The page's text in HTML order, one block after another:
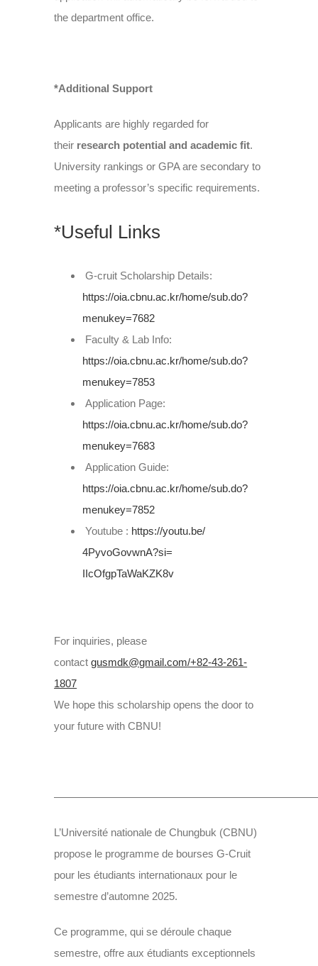
the department office.
*Additional Support
Applicants are highly regarded for
their research potential and academic fit.
University rankings or GPA are secondary to
meeting a professor’s specific requirements.
*Useful Links
G-cruit Scholarship Details:
https://oia.cbnu.ac.kr/home/sub.do?
menukey=7682
Faculty & Lab Info:
https://oia.cbnu.ac.kr/home/sub.do?
menukey=7853
Application Page:
https://oia.cbnu.ac.kr/home/sub.do?
menukey=7683
Application Guide:
https://oia.cbnu.ac.kr/home/sub.do?
menukey=7852
Youtube : https://youtu.be/
4PyvoGovwnA?si=
IIcOfgpTaWaKZK8v
For inquiries, please
contactgusmdk@gmail.com/+82-43-261-
1807
We hope this scholarship opens the door to
your future with CBNU!
L’Université nationale de Chungbuk (CBNU)
propose le programme de bourses G-Cruit
pour les étudiants internationaux pour le
semestre d’automne 2025.
Ce programme, qui se déroule chaque
semestre, offre aux étudiants exceptionnels